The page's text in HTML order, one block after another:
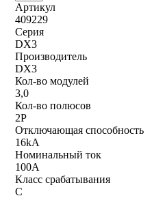
Артикул
409229
Серия
DX3
Производитель
DX3
Кол-во модулей
3,0
Кол-во полюсов
2P
Отключающая способность
16kA
Номинальный ток
100A
Класс срабатывания
C